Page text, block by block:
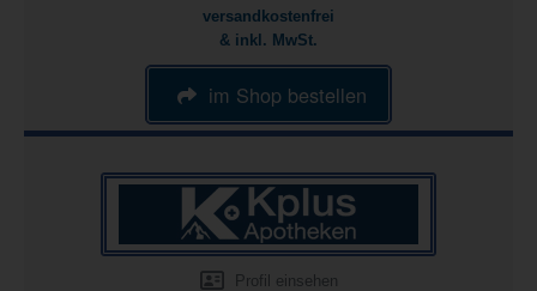
versandkostenfrei
& inkl. MwSt.
im Shop bestellen
Profil einsehen